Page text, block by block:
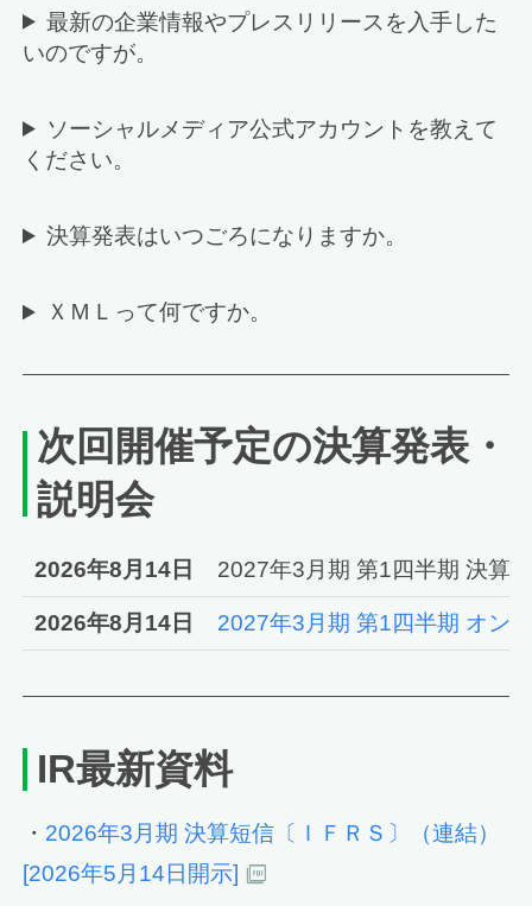
最新の企業情報やプレスリリースを入手した
いのですが。
ソーシャルメディア公式アカウントを教えて
ください。
決算発表はいつごろになりますか。
ＸＭＬって何ですか。
次回開催予定の決算発表・
説明会
2026年8月14日 2027年3月期 第1四半期 決算
2026年8月14日 2027年3月期 第1四半期 オン
IR最新資料
・ 2026年3月期 決算短信〔ＩＦＲＳ〕（連結）
[2026年5月14日開示]